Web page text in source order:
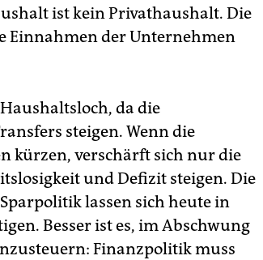
ist kein Privathaushalt. Die
Einnahmen der Unternehmen
da die
steigen. Wenn die
kürzen, verschärft sich nur die
und Defizit steigen. Die
lassen sich heute in
Besser ist es, im Abschwung
Finanzpolitik muss